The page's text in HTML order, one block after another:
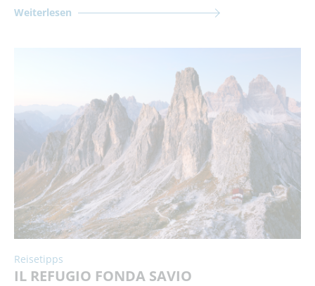
Weiterlesen
Reisetipps
IL REFUGIO FONDA SAVIO